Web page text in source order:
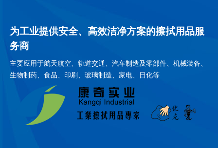
为工业提供安全、高效洁净方案的擦拭用品服
务商
主要应用于航天航空、轨道交通、汽车制造及零部件、机械装备、
生物制药、食品、印刷、玻璃制造、家电、日化等